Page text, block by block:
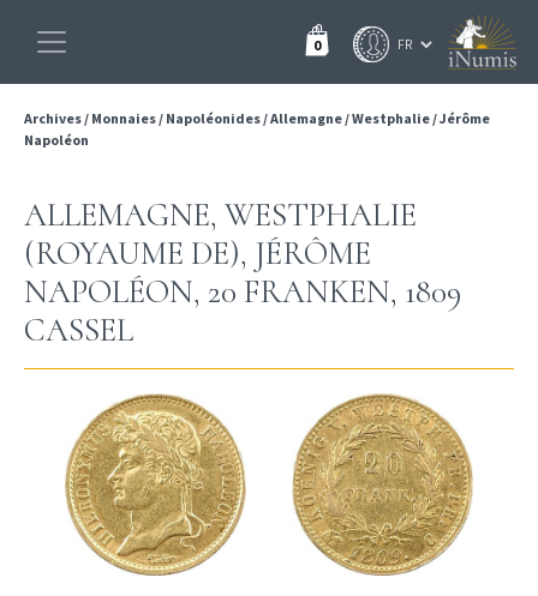
0
Archives/ Monnaies/ Napoléonides/Allemagne/Westphalie/Jérôme
Napoléon
ALLEMAGNE, WESTPHALIE
(ROYAUME DE), JÉRÔME
NAPOLÉON, 20 FRANKEN, 1809
CASSEL